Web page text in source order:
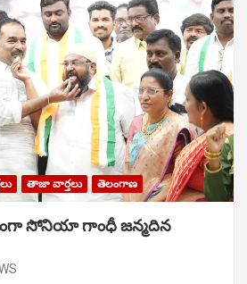
తాజా వార్తలు తెలంగాణ
సోనియా గాంధీ జ‌న్మ‌దిన